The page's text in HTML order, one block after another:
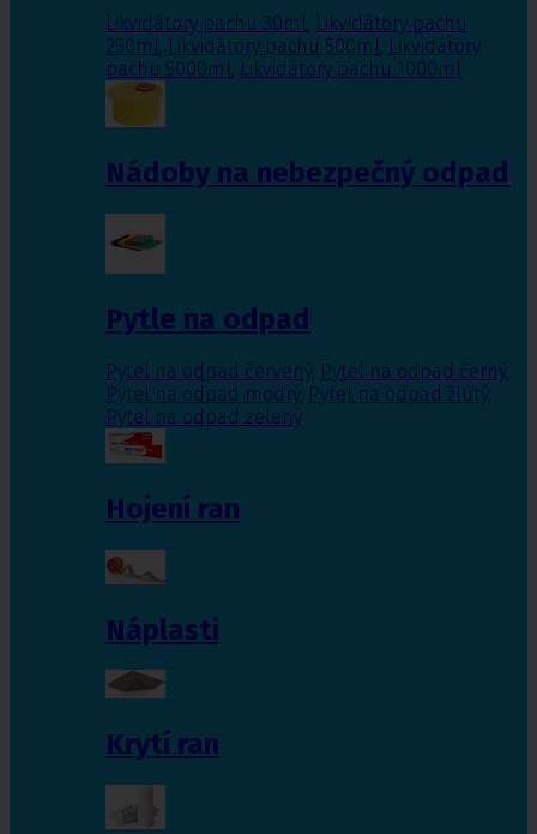
Likvidátory pachu 30ml, Likvidátory pachu
250ml, Likvidátory pachu 500ml, Likvidátory
pachu 5000ml, Likvidátory pachu 1000ml
Nádoby na nebezpečný odpad
Pytle na odpad
Pytel na odpad červený, Pytel na odpad černý,
Pytel na odpad modrý, Pytel na odpad žlutý,
Pytel na odpad zelený
Hojení ran
Náplasti
Krytí ran